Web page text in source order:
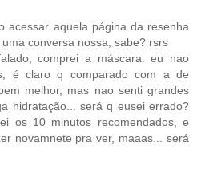
acessar aquela página da resenha
conversa nossa, sabe? rsrs
comprei a máscara. eu nao
é claro q comparado com a de
melhor, mas nao senti grandes
hidratação... será q eusei errado?
os 10 minutos recomendados, e
novamnete pra ver, maaas... será